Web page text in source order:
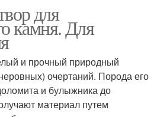
для
камня. Для
и прочный природный
очертаний. Порода его
и булыжника до
материал путем